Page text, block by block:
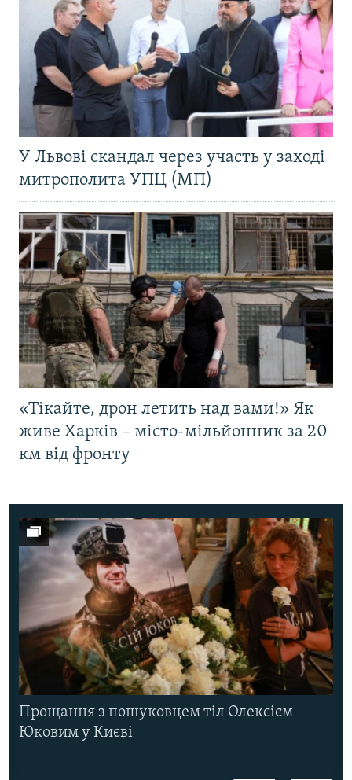
У Львові скандал через участь у заході
митрополита УПЦ (МП)
«Тікайте, дрон летить над вами!» Як
живе Харків – місто-мільйонник за 20
км від фронту
Прощання з пошуковцем тіл Олексієм
Юковим у Києві